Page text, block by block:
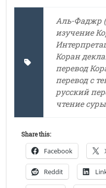
Аль-Фаджр
изучение
Коран
перевод
перевод с
русский
чтение суры
Share this:
Facebook
Reddit